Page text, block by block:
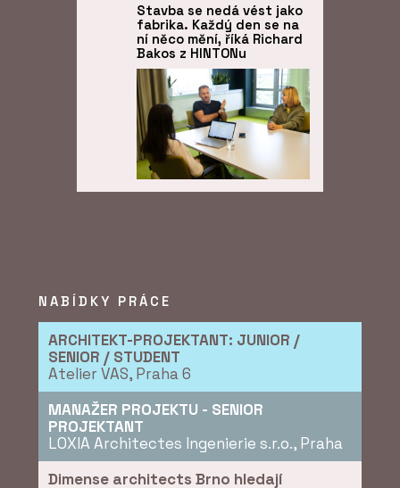
Stavba se nedá vést jako
fabrika. Každý den se na
ní něco mění, říká Richard
Bakos z HINTONu
a Ingrid Pernická z
HINTONu
ČLÁNKY
Kolik stojí stavba, která
NABÍDKY PRÁCE
ARCHITEKT-PROJEKTANT: JUNIOR /
SENIOR / STUDENT
Atelier VAS, Praha 6
MANAŽER PROJEKTU - SENIOR
PROJEKTANT
LOXIA Architectes Ingenierie s.r.o., Praha
Dimense architects Brno hledají